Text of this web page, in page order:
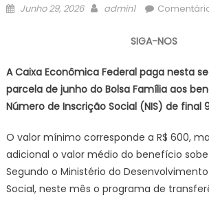
Posted
Junho 29, 2026 Author
admin1
SIGA-NOS
A Caixa Econômica Federal paga nesta
parcela de junho do Bolsa Família aos
Número de Inscrição Social (NIS) de final
O valor mínimo corresponde a R$ 600,
adicional o valor médio do benefício sobe
Segundo o Ministério do
Social, neste mês o programa de